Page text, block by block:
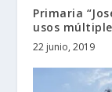
Primaria
usos
22 junio, 2019